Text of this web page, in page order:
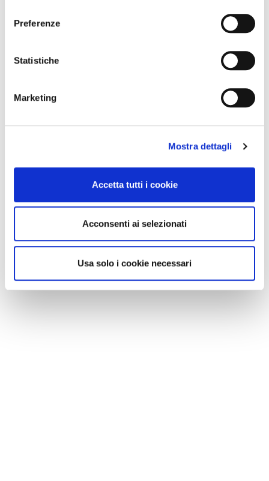
Preferenze
Statistiche
Marketing
Mostra dettagli
Accetta tutti i cookie
Acconsenti ai selezionati
Usa solo i cookie necessari